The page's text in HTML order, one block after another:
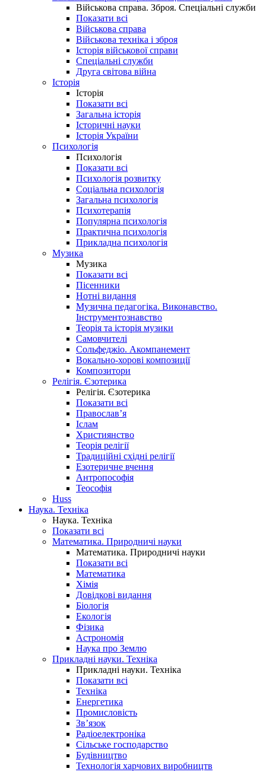
Військова справа. Зброя. Спеціальні служби
Показати всі
Військова справа
Військова техніка і зброя
Історія військової справи
Спеціальні служби
Друга світова війна
Історія
Історія
Показати всі
Загальна історія
Історичні науки
Історія України
Психологія
Психологія
Показати всі
Психологія розвитку
Соціальна психологія
Загальна психологія
Психотерапія
Популярна психологія
Практична психологія
Прикладна психологія
Музика
Музика
Показати всі
Пісенники
Нотні видання
Музична педагогіка. Виконавство.
Інструментознавство
Теорія та історія музики
Самовчителі
Сольфеджіо. Акомпанемент
Вокально-хорові композиції
Композитори
Релігія. Єзотерика
Релігія. Єзотерика
Показати всі
Православ’я
Іслам
Християнство
Теорія релігії
Традиційні східні релігії
Езотеричне вчення
Антропософія
Теософія
Huss
Наука. Техніка
Наука. Техніка
Показати всі
Математика. Природничі науки
Математика. Природничі науки
Показати всі
Математика
Хімія
Довідкові видання
Біологія
Екологія
Фізика
Астрономія
Наука про Землю
Прикладні науки. Техніка
Прикладні науки. Техніка
Показати всі
Техніка
Енергетика
Промисловість
Зв’язок
Радіоелектроніка
Сільське господарство
Будівництво
Технологія харчових виробництв